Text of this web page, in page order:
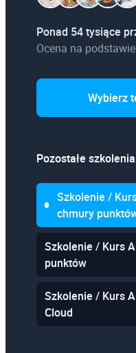
Ponad 54 tysiące
Ocena na
Wybierz
Pozostałe
Szkolenie /
chmury
Szkolenie / Kurs
punktów
Szkolenie / Kurs
Cloud